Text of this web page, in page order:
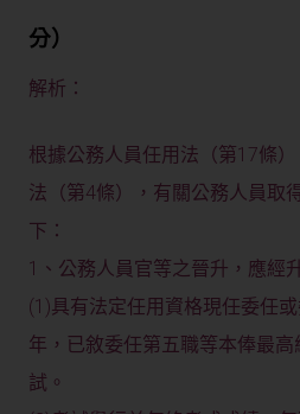
分）
解析：
根據公務人員任用法（第17條
法（第4條），有關公務人員取
下：
1、公務人員官等之晉升，應經
(1)具有法定任用資格現任委任
年，已敘委任第五職等本俸最
試。